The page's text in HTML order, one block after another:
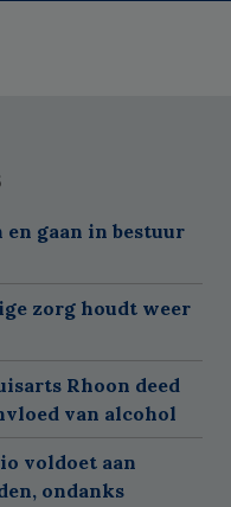
gaan in bestuur
zorg houdt weer
Rhoon deed
van alcohol
voldoet aan
ondanks